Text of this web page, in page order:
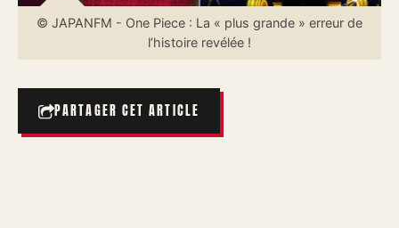
© JAPANFM - One Piece : La « plus grande » erreur de
l’histoire revélée !
PARTAGER CET ARTICLE